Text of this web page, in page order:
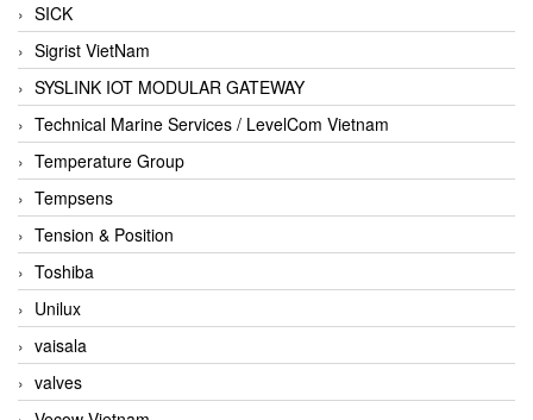
SICK
Sigrist VietNam
SYSLINK IOT MODULAR GATEWAY
Technical Marine Services / LevelCom Vietnam
Temperature Group
Tempsens
Tension & Position
Toshiba
Unilux
vaisala
valves